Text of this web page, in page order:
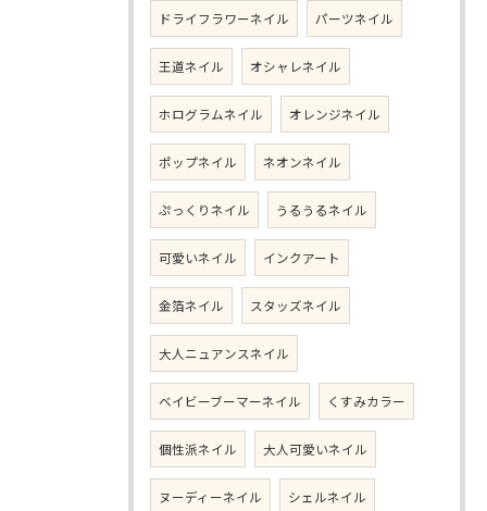
ドライフラワーネイル パーツネイル
王道ネイル オシャレネイル
ホログラムネイル オレンジネイル
ポップネイル ネオンネイル
ぷっくりネイル うるうるネイル
可愛いネイル インクアート
金箔ネイル スタッズネイル
大人ニュアンスネイル
ベイビーブーマーネイル くすみカラー
個性派ネイル 大人可愛いネイル
ヌーディーネイル シェルネイル